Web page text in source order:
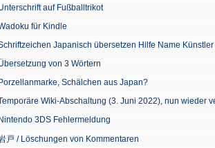
auf Fußballtrikot
für Kindle
Japanisch übersetzen Hilfe Name
von 3 Wörtern
Porzellanmarke, Schälchen aus Japan?
Wiki-Abschaltung (3. Juni 2022), nun wieder
Nintendo 3DS Fehlermeldung
戸 / Löschungen von Kommentaren